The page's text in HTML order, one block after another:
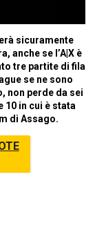
sicuramente
anche se l’A|X è
tre partite di fila
se ne sono
non perde da sei
10 in cui è stata
di Assago.